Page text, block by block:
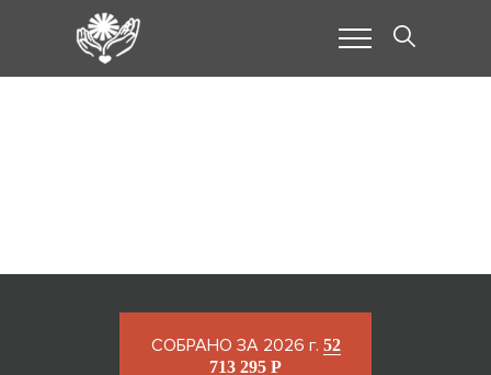
СОБРАНО ЗА 2026 г. 52
713 295 Р